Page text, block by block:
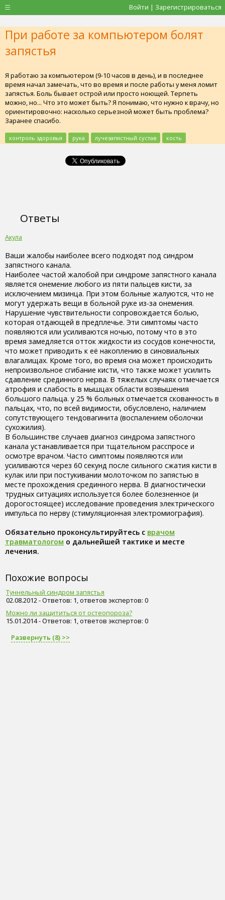
Войти | Зарегистрироваться
При работе за компьютером болят
запястья
Я работаю за компьютером (9-10 часов в день), и в последнее
время начал замечать, что во время и после работы у меня ломит
запястья. Боль бывает острой или просто ноющей. Терпеть
можно, но... Что это может быть? Я понимаю, что нужно к врачу, но
ориентировочно: насколько серьезной может быть проблема?
Заранее спасибо.
контроль здоровья рука лучезапястный сустав кость
Ответы
Акула
Ваши жалобы наиболее всего подходят под синдром
запястного канала.
Наиболее частой жалобой при синдроме запястного канала
является онемение любого из пяти пальцев кисти, за
исключением мизинца. При этом больные жалуются, что не
могут удержать вещи в больной руке из-за онемения.
Нарушение чувствительности сопровождается болью,
которая отдающей в предплечье. Эти симптомы часто
появляются или усиливаются ночью, потому что в это
время замедляется отток жидкости из сосудов конечности,
что может приводить к её накоплению в синовиальных
влагалищах. Кроме того, во время сна может происходить
непроизвольное сгибание кисти, что также может усилить
сдавление срединного нерва. В тяжелых случаях отмечается
атрофия и слабость в мышцах области возвышения
большого пальца. у 25 % больных отмечается скованность в
пальцах, что, по всей видимости, обусловлено, наличием
сопутствующего тендовагинита (воспалением оболочки
сухожилия).
В большинстве случаев диагноз синдрома запястного
канала устанавливается при тщательном расспросе и
осмотре врачом. Часто симптомы появляются или
усиливаются через 60 секунд после сильного сжатия кисти в
кулак или при постукивании молоточком по запястью в
месте прохождения срединного нерва. В диагностически
трудных ситуациях используется более болезненное (и
дорогостоящее) исследование проведения электрического
импульса по нерву (стимуляционная электромиография).
Обязательно проконсультируйтесь с врачом
травматологом о дальнейшей тактике и месте
лечения.
Похожие вопросы
Туннельный синдром запястья
02.08.2012 - Ответов: 1, ответов экспертов: 0
Можно ли защититься от остеопороза?
15.01.2014 - Ответов: 1, ответов экспертов: 0
Развернуть (8) >>